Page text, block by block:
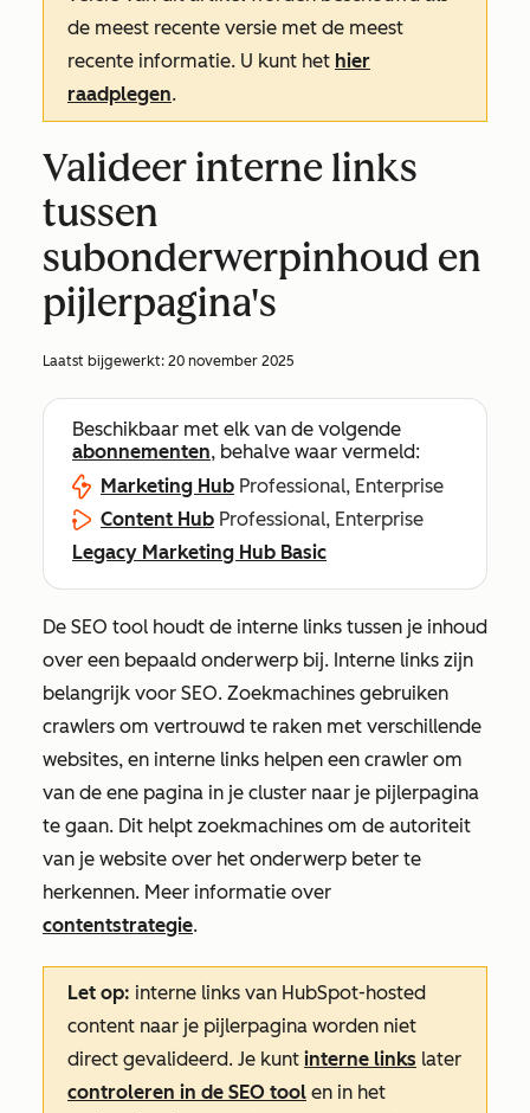
de meest recente versie met de meest
recente informatie. U kunt het hier
raadplegen.
Valideer interne links
tussen
subonderwerpinhoud en
pijlerpagina's
Laatst bijgewerkt: 20 november 2025
Beschikbaar met elk van de volgende
abonnementen, behalve waar vermeld:
Marketing Hub Professional, Enterprise
Content Hub Professional, Enterprise
Legacy Marketing Hub Basic
De SEO tool houdt de interne links tussen je inhoud
over een bepaald onderwerp bij. Interne links zijn
belangrijk voor SEO. Zoekmachines gebruiken
crawlers om vertrouwd te raken met verschillende
websites, en interne links helpen een crawler om
van de ene pagina in je cluster naar je pijlerpagina
te gaan. Dit helpt zoekmachines om de autoriteit
van je website over het onderwerp beter te
herkennen. Meer informatie over
contentstrategie.
Let op: interne links van HubSpot-hosted
content naar je pijlerpagina worden niet
direct gevalideerd. Je kunt interne links later
controleren in de SEO tool en in het